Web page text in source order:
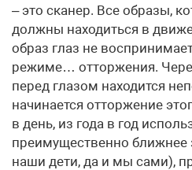
– это сканер. Все образы,
должны находиться в
образ глаз не
режиме… отторжения.
перед глазом находится
начинается отторжение
в день, из года в год
преимущественно ближнее
наши дети, да и мы сами),